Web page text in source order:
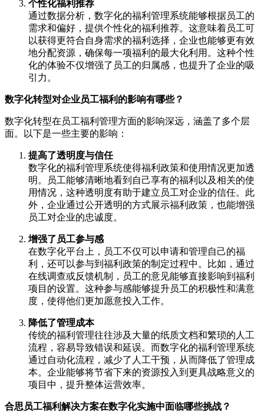
个性化福利推荐
通过数据分析，数字化的福利管理系统能够根据员工的
需求和偏好，提供个性化的福利推荐。这意味着员工可
以获得更符合自身需求的福利选择，企业也能够更有效
地分配资源，确保每一项福利的最大化利用。这种个性
化的体验不仅增强了员工的归属感，也提升了企业的吸
引力。
数字化转型对企业员工福利的影响有哪些？
数字化转型在员工福利管理方面的影响深远，涵盖了多个层
面。以下是一些主要的影响：
提高了透明度与信任
数字化的福利管理系统使得福利政策和使用情况更加透
明。员工能够清晰地看到自己享有的福利以及相关的使
用情况，这种透明度有助于建立员工对企业的信任。此
外，企业通过公开透明的方式展示福利政策，也能增强
员工对企业的忠诚度。
增强了员工参与感
在数字化平台上，员工不仅可以申请和管理自己的福
利，还可以参与到福利政策的制定过程中。比如，通过
在线调查或反馈机制，员工的意见能够直接影响到福利
项目的设置。这种参与感能够提升员工的积极性和满意
度，使得他们更加愿意投入工作。
降低了管理成本
传统的福利管理往往涉及大量的纸质文档和繁琐的人工
流程，容易导致错误和延误。而数字化的福利管理系统
通过自动化流程，减少了人工干预，从而降低了管理成
本。企业能够将节省下来的资源投入到更具战略意义的
项目中，提升整体运营效率。
合思员工福利解决方案在数字化实施中面临哪些挑战？